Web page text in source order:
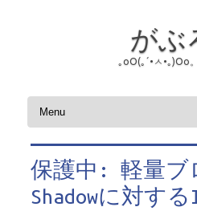
がぶ
｡оО(｡´•ㅅ•｡)Оо
コンテンツへスキップ
保護中: 軽量ブ
Shadowに対す